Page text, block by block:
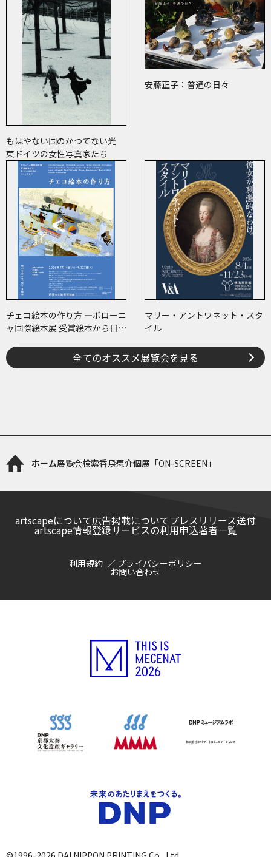
もはやない国のかつてない光
東ドイツの女性写真家たち
安藤正子：普通の日々
チェコ絵本の作り方 ―ボローニ
ャ国際絵本展 受賞絵本から日･
マリー・アントワネット・スタ
イル
全てのオススメ展覧会を見る
ホーム展覧会検索香月恵介個展「ON-SCREEN」
artscapeについて広告掲載についてプレスリリース送付
artscape情報登録サービスの利用申込著者一覧
利用規約 プライバシーポリシー
お問い合わせ